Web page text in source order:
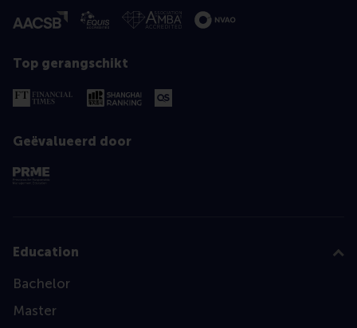
Top gerangschikt
Geëvalueerd door
Education
Bachelor
Master